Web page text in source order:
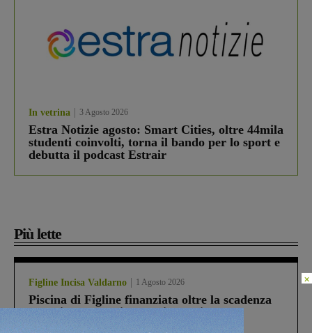
In vetrina 3 Agosto 2026
Estra Notizie agosto: Smart Cities, oltre 44mila
studenti coinvolti, torna il bando per lo sport e
debutta il podcast Estrair
Più lette
Figline Incisa Valdarno 1 Agosto 2026
Piscina di Figline finanziata oltre la scadenza
Pnrr, il gruppo di Fratelli d’Italia: “Un
ringraziamento al Governo”
×